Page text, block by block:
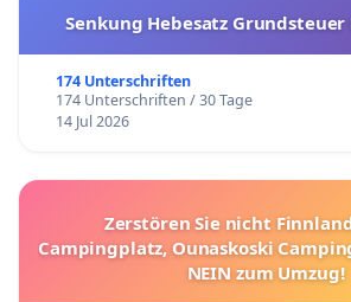
Senkung Hebesatz
174 Unterschriften
174 Unterschriften / 30 Tage
14 Jul 2026
Zerstören Sie nicht
Campingplatz, Ounaskoski
NEIN zum Umzug!